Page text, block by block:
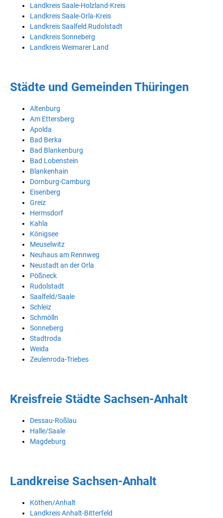
Landkreis Saale-Holzland-Kreis
Landkreis Saale-Orla-Kreis
Landkreis Saalfeld Rudolstadt
Landkreis Sonneberg
Landkreis Weimarer Land
Städte und Gemeinden Thüringen
Altenburg
Am Ettersberg
Apolda
Bad Berka
Bad Blankenburg
Bad Lobenstein
Blankenhain
Dornburg-Camburg
Eisenberg
Greiz
Hermsdorf
Kahla
Königsee
Meuselwitz
Neuhaus am Rennweg
Neustadt an der Orla
Pößneck
Rudolstadt
Saalfeld/Saale
Schleiz
Schmölln
Sonneberg
Stadtroda
Weida
Zeulenroda-Triebes
Kreisfreie Städte Sachsen-Anhalt
Dessau-Roßlau
Halle/Saale
Magdeburg
Landkreise Sachsen-Anhalt
Köthen/Anhalt
Landkreis Anhalt-Bitterfeld